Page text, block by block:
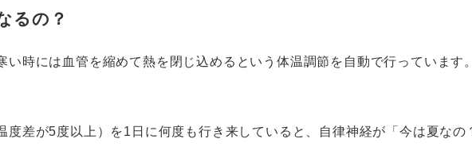
るの？
時には血管を縮めて熱を閉じ込めるという体温調節を自動で行っています
差が5度以上）を1日に何度も行き来していると、自律神経が「今は夏なの